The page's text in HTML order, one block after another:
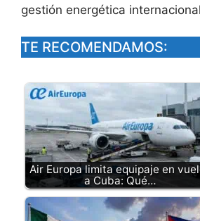
gestión energética
TE RECOMENDAMOS:
Air Europa limita equipaje en
a Cuba: Qué…